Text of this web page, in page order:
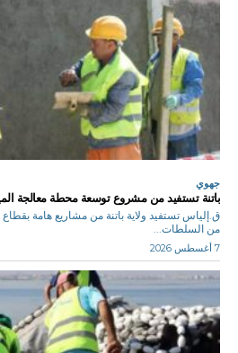
جهوي
باتنة تستفيد من مشروع توسعة محطة معالجة
ق.إلياس تستفيد ولاية باتنة من مشاريع هامة
من السلطات...
7 أغسطس 2026